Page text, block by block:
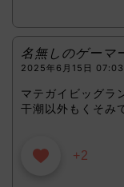
名無しのゲーマ
2025年6月15日 07:03
マテガイビッグラ
干潮以外もくそみ
+2